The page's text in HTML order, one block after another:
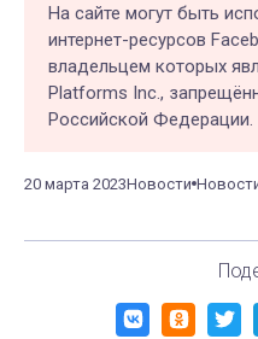
На сайте могут быть
интернет-ресурсов
владельцем которых
Platforms Inc.,
Российской Федерации.
20 марта 2023Новости